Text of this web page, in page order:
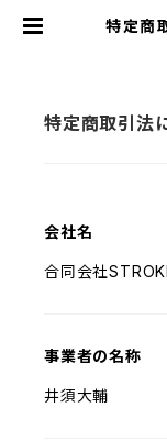
特定商
特定商取引法
会社名
合同会社
事業者の名称
井須大輔